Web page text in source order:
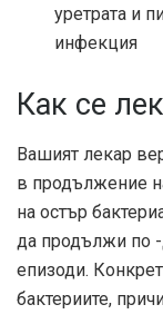
уретрата и
инфекция
Как се
Вашият лекар
в продължение
на остър
да продължи по
епизоди.
бактериите,